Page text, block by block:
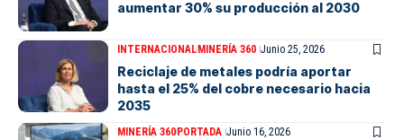
aumentar 30% su producción al 2030
INTERNACIONALMINERÍA 360 Junio 25, 2026
Reciclaje de metales podría aportar
hasta el 25% del cobre necesario hacia
2035
MINERÍA 360PORTADA Junio 16, 2026